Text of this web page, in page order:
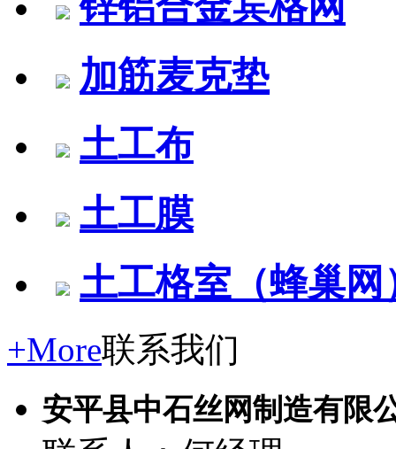
加筋麦克垫
土工布
土工膜
土工格室（蜂巢网
+More联系我们
安平县中石丝网制造有限